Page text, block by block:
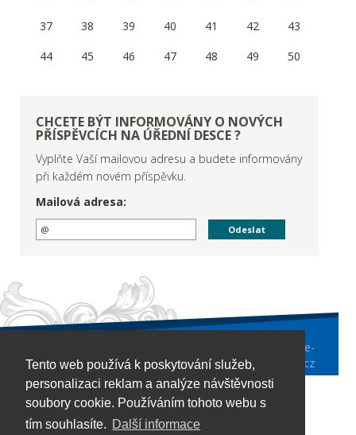
Tento web používá k poskytování služeb,
personalizaci reklam a analýze návštěvnosti
soubory cookie. Používáním tohoto webu s
tím souhlasíte. Další informace
37
38 39 40 41 42
43
44
45 46 47 48 49 50
CHCETE BÝT INFORMOVÁNY O NOVÝCH
PŘÍSPĚVCÍCH NA ÚŘEDNÍ DESCE ?
Vyplňte Vaší mailovou adresu a budete informovány
při každém novém příspěvku.
Mailová adresa:
/ tel.: +420 376 596 213 / e-
mail: urad@ounezamyslice.cz